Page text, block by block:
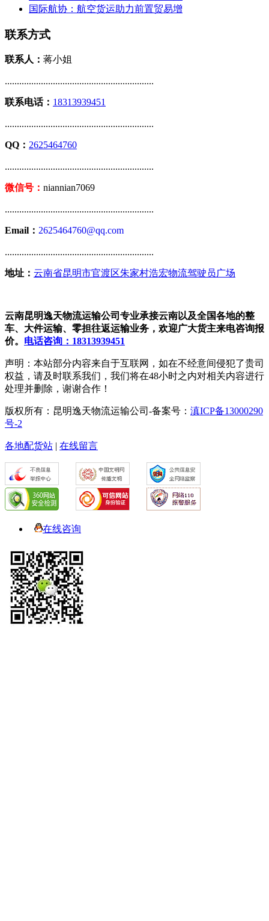
国际航协：航空货运助力前置贸易增
联系方式
联系人： 蒋小姐
..............................................................
联系电话： 18313939451
..............................................................
QQ： 2625464760
..............................................................
微信号： niannian7069
..............................................................
Email： 2625464760@qq.com
..............................................................
地址： 云南省昆明市官渡区朱家村浩宏物流驾驶员广场
云南昆明逸天物流运输公司专业承接云南以及全国各地的整
车、大件运输、零担往返运输业务，欢迎广大货主来电咨询报
价。 电话咨询：18313939451
声明：本站部分内容来自于互联网，如在不经意间侵犯了贵司
权益，请及时联系我们，我们将在48小时之内对相关内容进行
处理并删除，谢谢合作！
版权所有：昆明逸天物流运输公司-备案号： 滇ICP备13000290
号-2
各地配货站 | 在线留言
在线咨询